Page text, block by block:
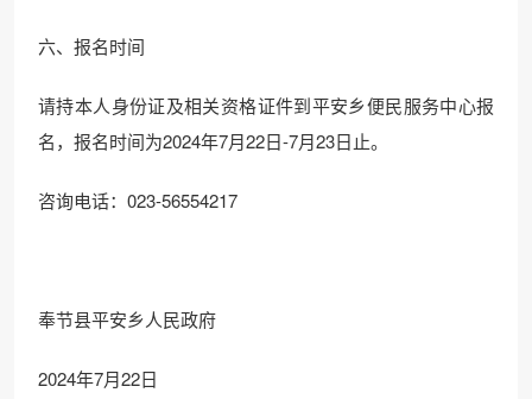
六、报名时间
请持本人身份证及相关资格证件到平安乡便民服务中心报
名，报名时间为2024年7月22日-7月23日止。
咨询电话：023-56554217
奉节县平安乡人民政府
2024年7月22日